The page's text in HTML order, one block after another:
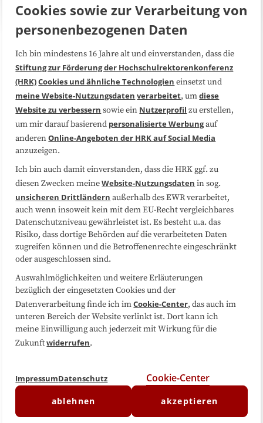
Über uns FAQ
Medienarbeit Kooperationen
Datenschutzerklärung Impressum
Sitemap
Folgen Sie uns
Cookies sowie zur Verarbeitung von
personenbezogenen Daten
Ich bin mindestens 16 Jahre alt und einverstanden, dass die
Stiftung zur Förderung der Hochschulrektorenkonferenz
(HRK)Cookies und ähnliche Technologien einsetzt und
meine Website-Nutzungsdaten verarbeitet, umdiese
Website zu verbessern sowie ein Nutzerprofil zu erstellen,
um mir darauf basierend personalisierte Werbungauf
anderenOnline-Angeboten der HRK auf Social Media
anzuzeigen.
Ich bin auch damit einverstanden, dass die HRK ggf. zu
diesen Zwecken meineWebsite-Nutzungsdaten in sog.
unsicheren Drittländern außerhalb des EWR verarbeitet,
auch wenn insoweit kein mit dem EU-Recht vergleichbares
Datenschutzniveau gewährleistet ist. Es besteht u.a. das
Risiko, dass dortige Behörden auf die verarbeiteten Daten
zugreifen können und die Betroffenenrechte eingeschränkt
oder ausgeschlossen sind.
Auswahlmöglichkeiten und weitere Erläuterungen
bezüglich der eingesetzten Cookies und der
Datenverarbeitung finde ich imCookie-Center, das auch im
unteren Bereich der Website verlinkt ist. Dort kann ich
meine Einwilligung auch jederzeit mit Wirkung für die
Zukunftwiderrufen.
ImpressumDatenschutz Cookie-Center
ablehnen akzeptieren